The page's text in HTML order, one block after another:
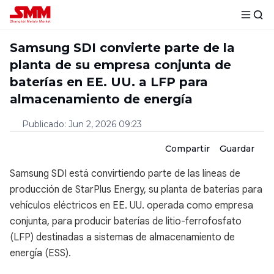
Samsung SDI convierte parte de la
planta de su empresa conjunta de
baterías en EE. UU. a LFP para
almacenamiento de energía
Publicado: Jun 2, 2026 09:23
Compartir Guardar
Samsung SDI está convirtiendo parte de las líneas de
producción de StarPlus Energy, su planta de baterías para
vehículos eléctricos en EE. UU. operada como empresa
conjunta, para producir baterías de litio-ferrofosfato
(LFP) destinadas a sistemas de almacenamiento de
energía (ESS).